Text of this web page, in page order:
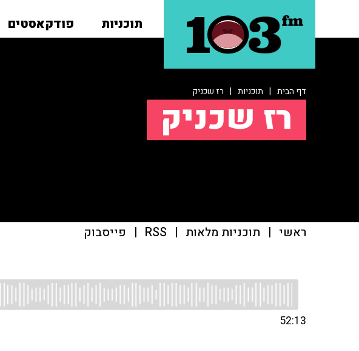
תוכניות פודקאסטים
דף הבית | תוכניות | רז שכניק
רז שכניק
ראשי | תוכניות מלאות |
RSS
| פייסבוק
52:13